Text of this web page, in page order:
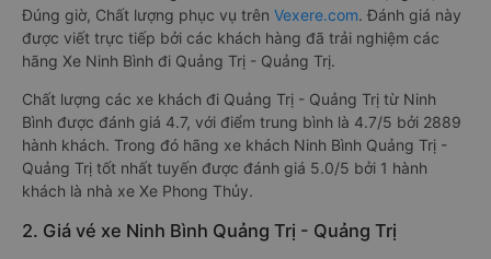
Đúng giờ, Chất lượng phục vụ trên Vexere.com. Đánh giá này
được viết trực tiếp bởi các khách hàng đã trải nghiệm các
hãng Xe Ninh Bình đi Quảng Trị - Quảng Trị.
Chất lượng các xe khách đi Quảng Trị - Quảng Trị từ Ninh
Bình được đánh giá 4.7, với điểm trung bình là 4.7/5 bởi 2889
hành khách. Trong đó hãng xe khách Ninh Bình Quảng Trị -
Quảng Trị tốt nhất tuyến được đánh giá 5.0/5 bởi 1 hành
khách là nhà xe Xe Phong Thủy.
2. Giá vé xe Ninh Bình Quảng Trị - Quảng Trị